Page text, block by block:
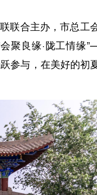
合主办，市总工会
聚良缘·陇工情缘
参与，在美好的初